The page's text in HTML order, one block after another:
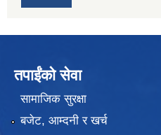
तपाईंको सेवा
सामाजिक सुरक्षा
बजेट, आम्दनी र खर्च